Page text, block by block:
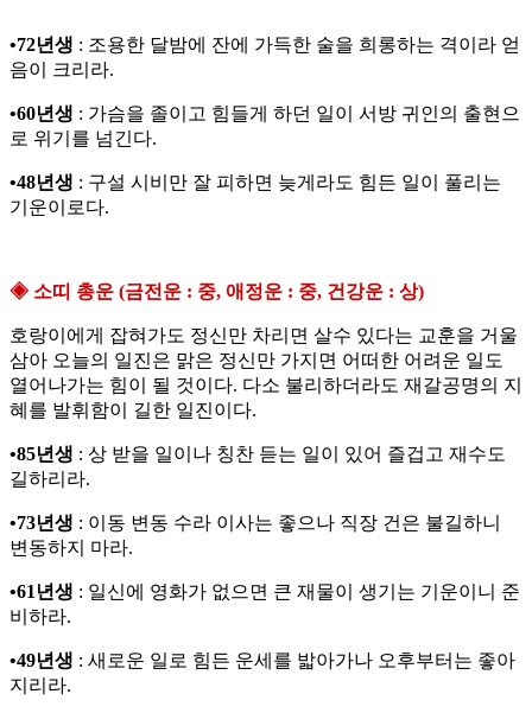
•72년생 : 조용한 달밤에 잔에 가득한 술을 희롱하는 격이라 얻
음이 크리라.
•60년생 : 가슴을 졸이고 힘들게 하던 일이 서방 귀인의 출현으
로 위기를 넘긴다.
•48년생 : 구설 시비만 잘 피하면 늦게라도 힘든 일이 풀리는
기운이로다.
◈ 소띠 총운 (금전운 : 중, 애정운 : 중, 건강운 : 상)
호랑이에게 잡혀가도 정신만 차리면 살수 있다는 교훈을 거울
삼아 오늘의 일진은 맑은 정신만 가지면 어떠한 어려운 일도
열어나가는 힘이 될 것이다. 다소 불리하더라도 재갈공명의 지
혜를 발휘함이 길한 일진이다.
•85년생 : 상 받을 일이나 칭찬 듣는 일이 있어 즐겁고 재수도
길하리라.
•73년생 : 이동 변동 수라 이사는 좋으나 직장 건은 불길하니
변동하지 마라.
•61년생 : 일신에 영화가 없으면 큰 재물이 생기는 기운이니 준
비하라.
•49년생 : 새로운 일로 힘든 운세를 밟아가나 오후부터는 좋아
지리라.